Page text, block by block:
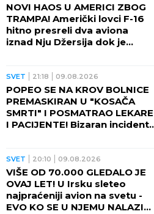
NOVI HAOS U AMERICI ZBOG
TRAMPA! Američki lovci F-16
hitno presreli dva aviona
iznad Nju Džersija dok je
SVET 21:18 09.08.2026
POPEO SE NA KROV BOLNICE
PREMASKIRAN U "KOSAČA
SMRTI" I POSMATRAO LEKARE
I PACIJENTE! Bizaran incident
SVET 20:10 09.08.2026
VIŠE OD 70.000 GLEDALO JE
OVAJ LET! U Irsku sleteo
najpraćeniji avion na svetu -
EVO KO SE U NJEMU NALAZIO i